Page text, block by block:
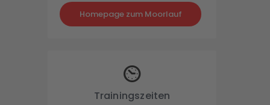
Homepage zum Moorlauf
Trainingszeiten